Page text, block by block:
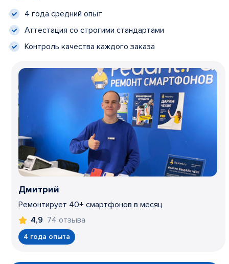
4 года средний опыт
Аттестация со строгими стандартами
Контроль качества каждого заказа
Дмитрий
Ремонтирует 40+ смартфонов в месяц
4,9 74 отзыва
4 года опыта